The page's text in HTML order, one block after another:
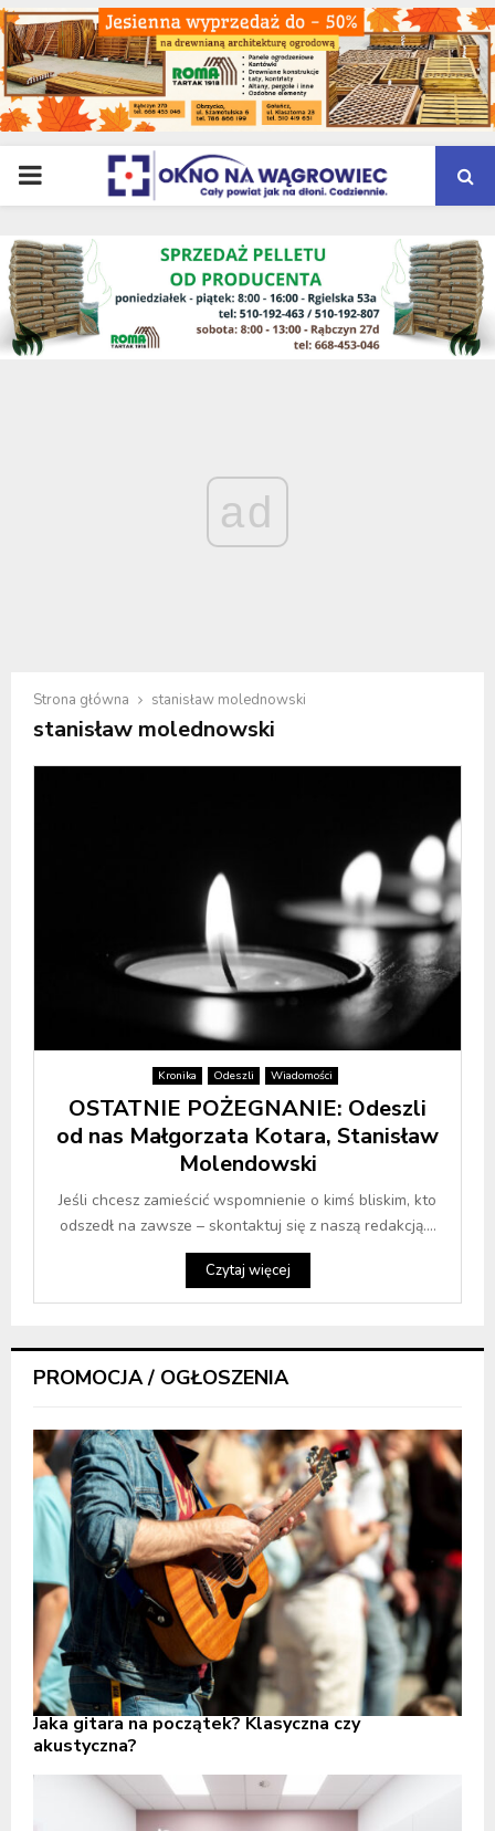
PRIMARY
MENU
ad
Strona główna stanisław molednowski
stanisław molednowski
Kronika Odeszli Wiadomości
OSTATNIE POŻEGNANIE: Odeszli
od nas Małgorzata Kotara, Stanisław
Molendowski
Jeśli chcesz zamieścić wspomnienie o kimś bliskim, kto
odszedł na zawsze – skontaktuj się z naszą redakcją....
Czytaj więcej
PROMOCJA / OGŁOSZENIA
Jaka gitara na początek? Klasyczna czy
akustyczna?